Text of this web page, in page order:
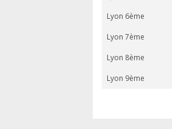
Lyon 6ème
Lyon 7ème
Lyon 8ème
Lyon 9ème